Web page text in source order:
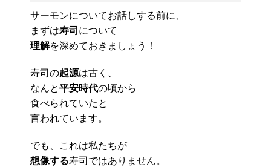
サーモンについてお話しする前に、
まずは寿司 について
理解を深めておきましょう！
寿司の起源は古く、
なんと平安時代の頃から
食べられていたと
言われています。
でも、これは私たちが
想像する寿司ではありません。